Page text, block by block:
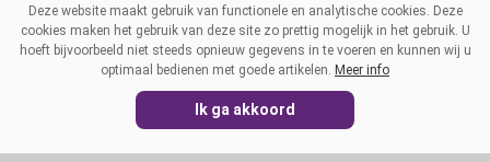
Contact
VEEHOUDERENVEEARTS.NL|DISCLAIMER
AGRIMEDIA
Deze website maakt gebruik van functionele en analytische cookies. Deze
cookies maken het gebruik van deze site zo prettig mogelijk in het gebruik. U
hoeft bijvoorbeeld niet steeds opnieuw gegevens in te voeren en kunnen wij u
optimaal bedienen met goede artikelen. Meer info
Ik ga akkoord